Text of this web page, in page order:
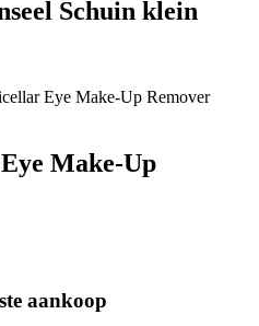
Schuin klein
Make-Up
aankoop